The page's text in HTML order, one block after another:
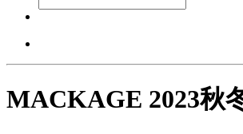
MACKAGE 2023秋